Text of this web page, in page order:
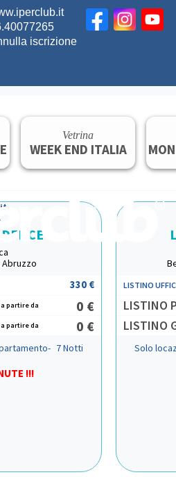
iscrizione
Vetrina
WEEK END ITALIA
Abruzzo
330 €
a partire da 0 €
a partire da 0 €
7 Notti
!!!
LISTINO
LISTINO
LISTINO
Solo